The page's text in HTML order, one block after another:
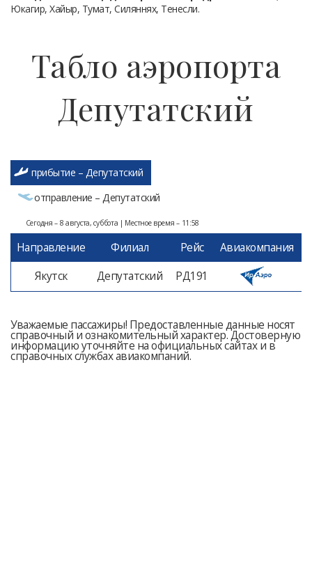
Юкагир, Хайыр, Тумат, Силяннях, Тенесли.
Табло аэропорта
Депутатский
прибытие – Депутатский
отправление – Депутатский
Сегодня – 8 августа, суббота | Местное время – 11:58
Направление Филиал Рейс
Авиакомпания
Якутск
Депутатский РД191
Уважаемые пассажиры! Предоставленные данные носят
справочный и ознакомительный характер. Достоверную
информацию уточняйте на официальных сайтах и в
справочных службах авиакомпаний.